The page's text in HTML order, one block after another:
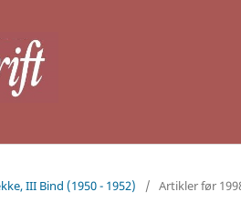
III Bind (1950 - 1952) / Artikler før